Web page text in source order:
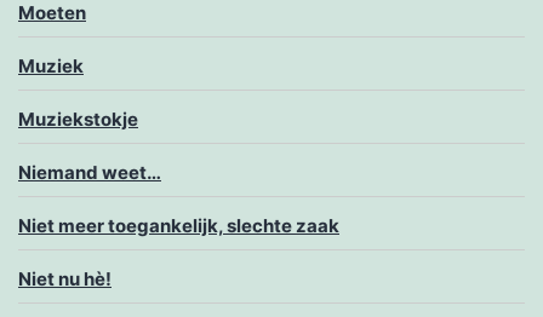
Moeten
Muziek
Muziekstokje
Niemand weet…
Niet meer toegankelijk, slechte zaak
Niet nu hè!